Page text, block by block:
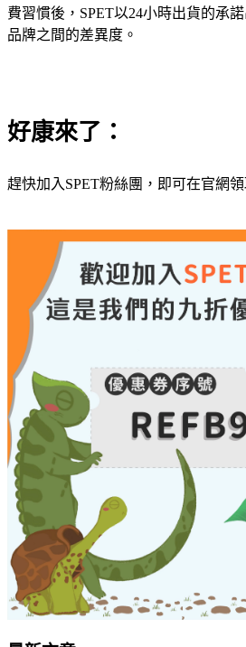
費習慣後，SPET以24小時出貨的承
品牌之間的差異度。
好康來了：
趕快加入SPET粉絲團，即可在官網